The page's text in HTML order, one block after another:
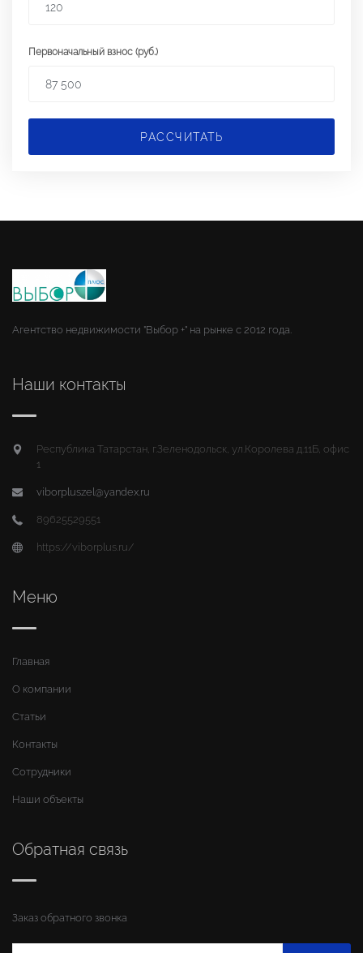
Первоначальный взнос (руб.)
РАССЧИТАТЬ
Агентство недвижимости "Выбор +" на рынке с 2012 года.
Наши контакты
Республика Татарстан, г.Зеленодольск, ул.Королева д.11Б, офис
1
viborpluszel@yandex.ru
89625529551
https://viborplus.ru/
Меню
Главная
О компании
Статьи
Контакты
Сотрудники
Наши объекты
Обратная связь
Заказ обратного звонка